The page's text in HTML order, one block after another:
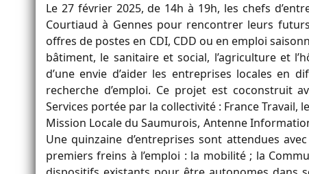
Le 27 février 2025, de 14h à 19h, les chefs
Courtiaud à Gennes pour rencontrer leurs
offres de postes en CDI, CDD ou en emploi
bâtiment, le sanitaire et social, l’agriculture et
d’une envie d’aider les entreprises locales en
recherche d’emploi. Ce projet est coconstruit
Services portée par la collectivité : France Travail,
Mission Locale du Saumurois, Antenne
Une quinzaine d’entreprises sont attendues
premiers freins à l’emploi : la mobilité ; la